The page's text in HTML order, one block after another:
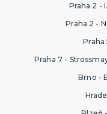
Praha 2 -
Praha 2 -
Praha
Praha 7 -
Brno -